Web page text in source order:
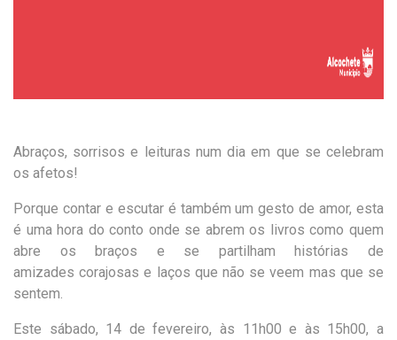
Abraços, sorrisos e leituras num dia em que se celebram
os afetos!
Porque contar e escutar é também um gesto de amor, esta
é uma hora do conto onde se abrem os livros como quem
abre os braços e se partilham histórias de
amizades corajosas e laços que não se veem mas que se
sentem.
Este sábado, 14 de fevereiro, às 11h00 e às 15h00, a